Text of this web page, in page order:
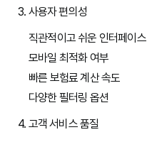
3. 사용자 편의성
직관적이고 쉬운 인터페이스
모바일 최적화 여부
빠른 보험료 계산 속도
다양한 필터링 옵션
4. 고객 서비스 품질